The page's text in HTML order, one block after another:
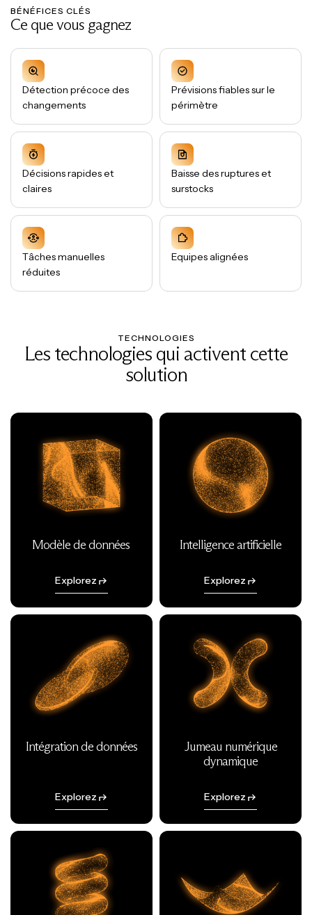
BÉNÉFICES CLÉS
Ce que vous gagnez
Détection précoce des
changements
Prévisions fiables sur le
périmètre
Décisions rapides et
claires
Baisse des ruptures et
surstocks
Tâches manuelles
réduites
Equipes alignées
TECHNOLOGIES
Les technologies qui activent cette
solution
Modèle de données
Explorez
Intelligence artificielle
Explorez
Intégration de données
Explorez
Jumeau numérique
dynamique
Explorez